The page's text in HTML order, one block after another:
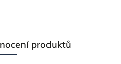
produktů